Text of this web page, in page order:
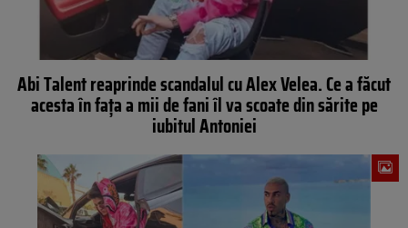
Abi Talent reaprinde scandalul cu Alex Velea. Ce a făcut
acesta în faţa a mii de fani îl va scoate din sărite pe
iubitul Antoniei